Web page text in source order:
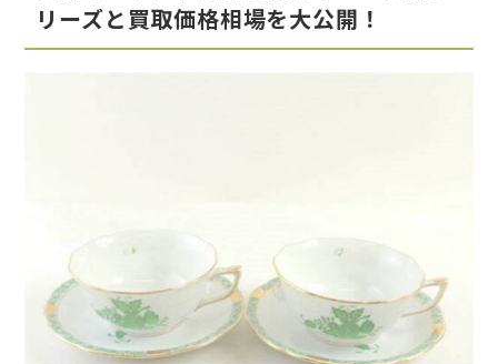
リーズと買取価格相場を大公開！